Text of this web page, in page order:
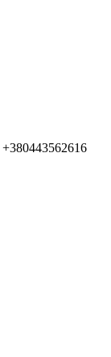
+380443562616